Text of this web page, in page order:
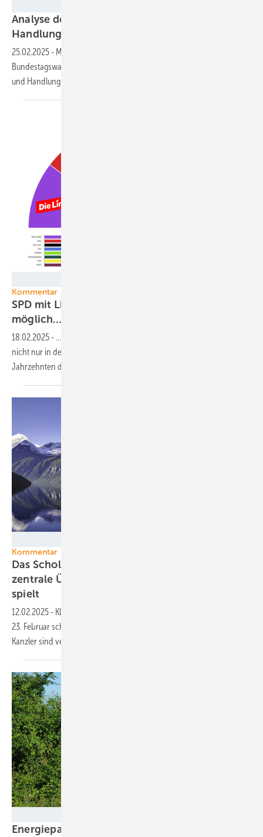
Analyse der Bundestagswahl –
Handlungsempfehlungen für die
25.02.2025 - Michael Kriegers strategische Analyse der
Bundestagswahl 2025 für die Energiewende zeigt Herausforderungen
und Handlungsempfehlungen für lokale Projekte
Kommentar
SPD mit Linken und Grünen – das wäre
möglich…
18.02.2025 - … wenn diejenigen mehr Mitspracherecht hätte, die
nicht nur in den nächsten Jahren, sondern in den nächsten
Jahrzehnten dieses Land und diesen Planeten bewohnen
Kommentar
Das Scholz-Merz-Duell, oder warum die
zentrale Überlebensfrage derzeit keine Rolle
spielt
12.02.2025 - Klimapolitik hat es im Wahlkampf vor dem Urnengang am
23. Februar schwer. Nicht nur der Noch- und der Vielleicht-Bald-
Kanzler sind verantwortlich. Ein
Energiepaket für NRW-Windkraft,